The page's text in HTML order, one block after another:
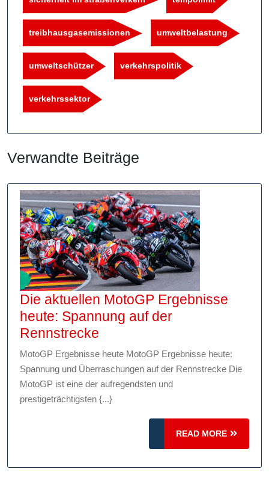
treibhausgasemissionen umweltbelastung
umweltschützer verkehrspolitik
verkehrssektor
Verwandte Beiträge
Die aktuellen MotoGP Ergebnisse
heute: Spannung auf der
Rennstrecke
aktuellen
MotoGP
Ergebnisse
heute:
Spannung
Rennstrecke
MotoGP Ergebnisse heute MotoGP Ergebnisse heute:
Spannung und Überraschungen auf der Rennstrecke Die
MotoGP ist eine der aufregendsten und
prestigeträchtigsten {...}
READ MORE
READ
MORE